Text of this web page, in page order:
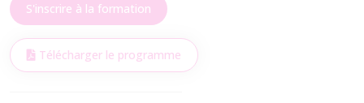
S'inscrire à la formation
Télécharger le programme